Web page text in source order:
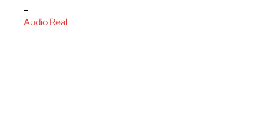
–
Audio Real